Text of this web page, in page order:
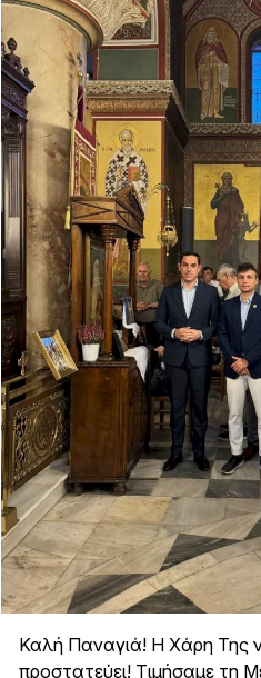
Καλή Παναγιά! Η Χάρη Της
προστατεύει! Τιμήσαμε τη